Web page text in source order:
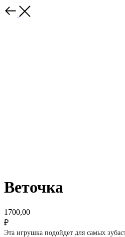
Веточка
1700,00
₽
Эта игрушка подойдет для самых